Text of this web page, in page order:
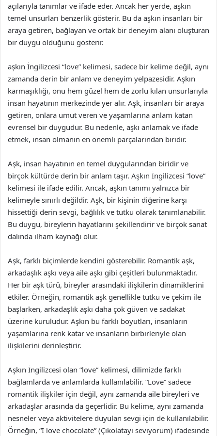
açılarıyla tanımlar ve ifade eder. Ancak her yerde, aşkın
temel unsurları benzerlik gösterir. Bu da aşkın insanları bir
araya getiren, bağlayan ve ortak bir deneyim alanı oluşturan
bir duygu olduğunu gösterir.
aşkın İngilizcesi “love” kelimesi, sadece bir kelime değil, aynı
zamanda derin bir anlam ve deneyim yelpazesidir. Aşkın
karmaşıklığı, onu hem güzel hem de zorlu kılan unsurlarıyla
insan hayatının merkezinde yer alır. Aşk, insanları bir araya
getiren, onlara umut veren ve yaşamlarına anlam katan
evrensel bir duygudur. Bu nedenle, aşkı anlamak ve ifade
etmek, insan olmanın en önemli parçalarından biridir.
Aşk, insan hayatının en temel duygularından biridir ve
birçok kültürde derin bir anlam taşır. Aşkın İngilizcesi “love”
kelimesi ile ifade edilir. Ancak, aşkın tanımı yalnızca bir
kelimeyle sınırlı değildir. Aşk, bir kişinin diğerine karşı
hissettiği derin sevgi, bağlılık ve tutku olarak tanımlanabilir.
Bu duygu, bireylerin hayatlarını şekillendirir ve birçok sanat
dalında ilham kaynağı olur.
Aşk, farklı biçimlerde kendini gösterebilir. Romantik aşk,
arkadaşlık aşkı veya aile aşkı gibi çeşitleri bulunmaktadır.
Her bir aşk türü, bireyler arasındaki ilişkilerin dinamiklerini
etkiler. Örneğin, romantik aşk genellikle tutku ve çekim ile
başlarken, arkadaşlık aşkı daha çok güven ve sadakat
üzerine kuruludur. Aşkın bu farklı boyutları, insanların
yaşamlarına renk katar ve insanların birbirleriyle olan
ilişkilerini derinleştirir.
Aşkın İngilizcesi olan “love” kelimesi, dilimizde farklı
bağlamlarda ve anlamlarda kullanılabilir. “Love” sadece
romantik ilişkiler için değil, aynı zamanda aile bireyleri ve
arkadaşlar arasında da geçerlidir. Bu kelime, aynı zamanda
nesneler veya aktivitelere duyulan sevgi için de kullanılabilir.
Örneğin, “I love chocolate” (Çikolatayı seviyorum) ifadesinde